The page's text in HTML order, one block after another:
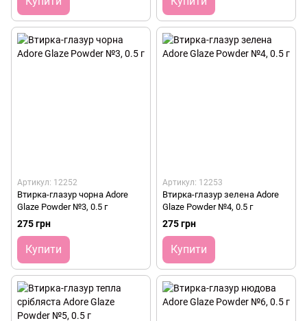
Артикул: 12252
Втирка-глазур чорна Adore
Glaze Powder №3, 0.5 г
275 грн
Купити
Артикул: 12253
Втирка-глазур зелена Adore
Glaze Powder №4, 0.5 г
275 грн
Купити